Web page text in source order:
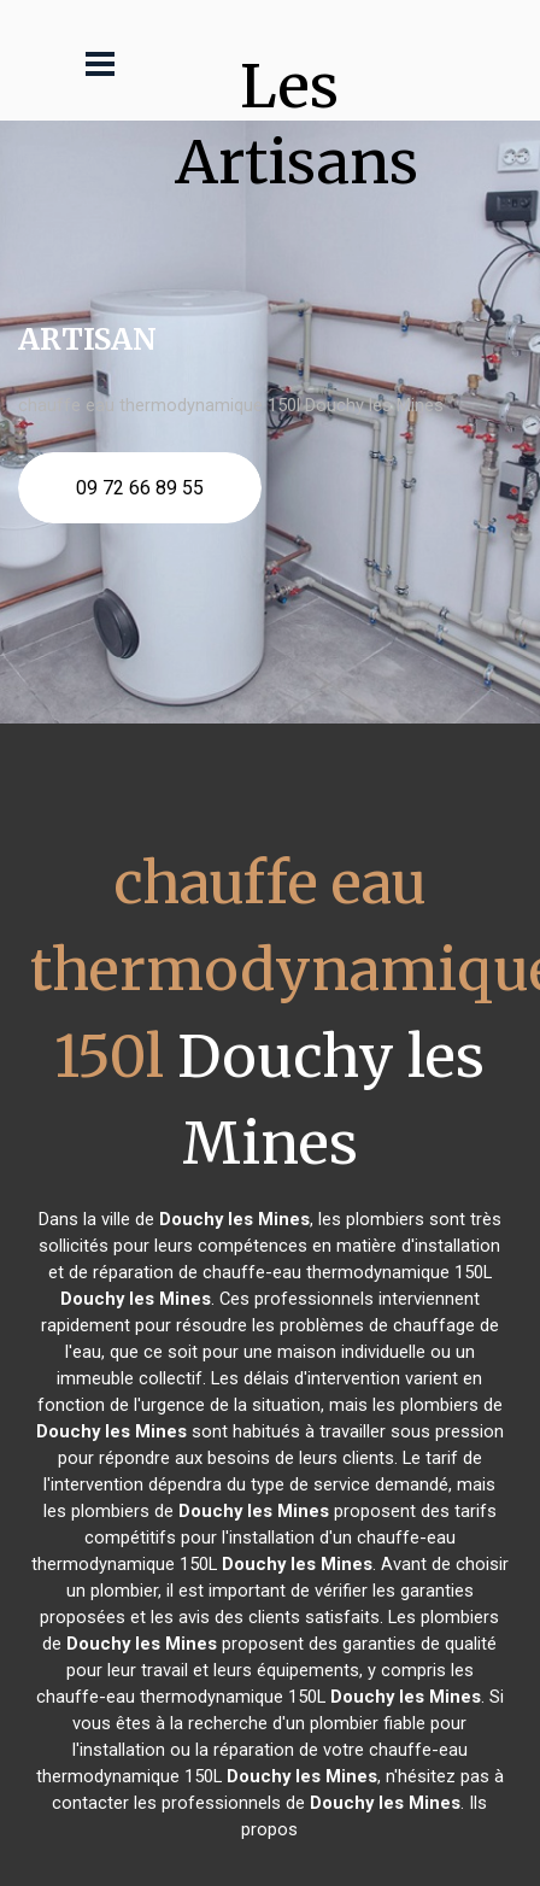
Les
Artisans
ARTISAN
chauffe eau thermodynamique 150l Douchy les Mines
09 72 66 89 55
chauffe eau
150l Douchy les
Mines
Dans la ville de Douchy les Mines, les plombiers sont très
sollicités pour leurs compétences en matière d'installation
et de réparation de chauffe-eau thermodynamique 150L
Douchy les Mines. Ces professionnels interviennent
rapidement pour résoudre les problèmes de chauffage de
l'eau, que ce soit pour une maison individuelle ou un
immeuble collectif. Les délais d'intervention varient en
fonction de l'urgence de la situation, mais les plombiers de
Douchy les Minessont habitués à travailler sous pression
pour répondre aux besoins de leurs clients. Le tarif de
l'intervention dépendra du type de service demandé, mais
les plombiers de Douchy les Minesproposent des tarifs
compétitifs pour l'installation d'un chauffe-eau
thermodynamique 150L Douchy les Mines. Avant de choisir
un plombier, il est important de vérifier les garanties
proposées et les avis des clients satisfaits. Les plombiers
de Douchy les Mines proposent des garanties de qualité
pour leur travail et leurs équipements, y compris les
chauffe-eau thermodynamique 150L Douchy les Mines. Si
vous êtes à la recherche d'un plombier fiable pour
l'installation ou la réparation de votre chauffe-eau
thermodynamique 150L Douchy les Mines, n'hésitez pas à
contacter les professionnels de Douchy les Mines. Ils
propos